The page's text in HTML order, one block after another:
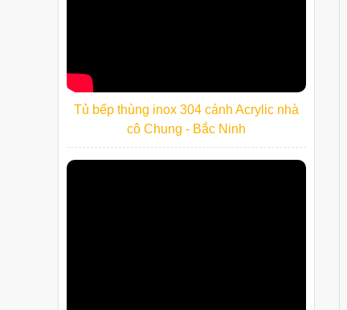
Tủ bếp thùng inox 304 cánh Acrylic nhà
cô Chung - Bắc Ninh